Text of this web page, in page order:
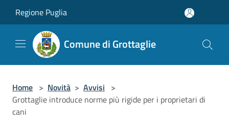
Regione Puglia
Comune di Grottaglie
Home > Novità > Avvisi >
Grottaglie introduce norme più rigide per i proprietari di
cani